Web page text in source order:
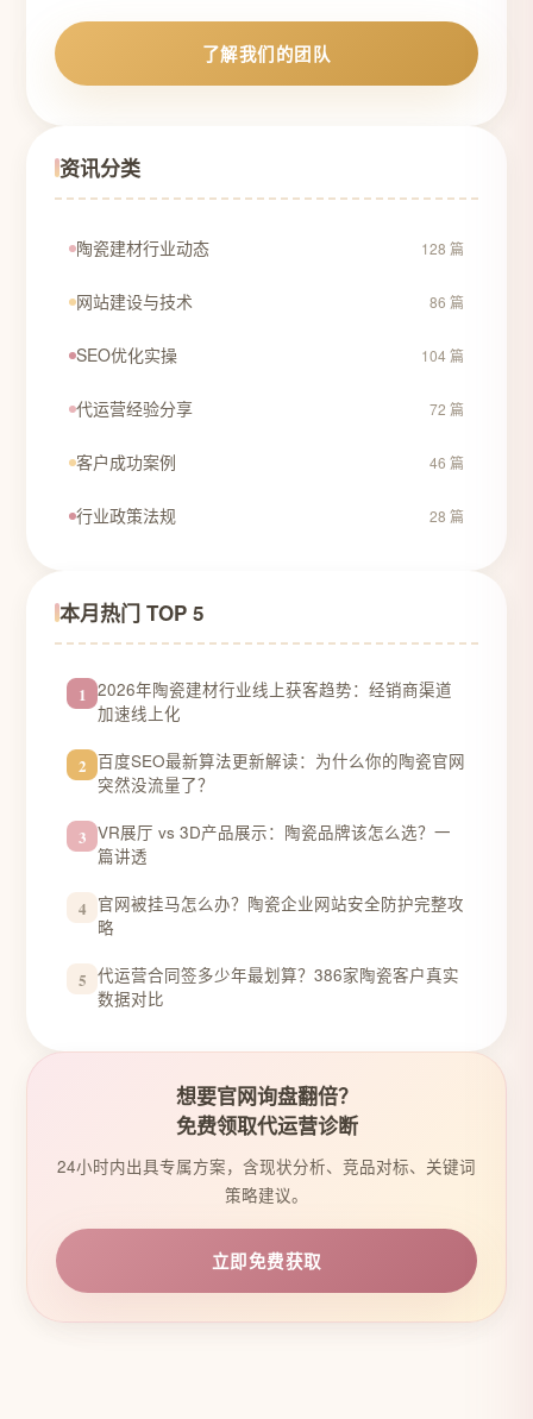
了解我们的团队
资讯分类
陶瓷建材行业动态 128 篇
网站建设与技术 86 篇
SEO优化实操 104 篇
代运营经验分享 72 篇
客户成功案例 46 篇
行业政策法规 28 篇
本月热门 TOP 5
1 2026年陶瓷建材行业线上获客趋势：经销商渠道
加速线上化
2 百度SEO最新算法更新解读：为什么你的陶瓷官网
突然没流量了？
3 VR展厅 vs 3D产品展示：陶瓷品牌该怎么选？一
篇讲透
4 官网被挂马怎么办？陶瓷企业网站安全防护完整攻
略
5 代运营合同签多少年最划算？386家陶瓷客户真实
数据对比
想要官网询盘翻倍？
免费领取代运营诊断
24小时内出具专属方案，含现状分析、竞品对标、关键词
策略建议。
立即免费获取